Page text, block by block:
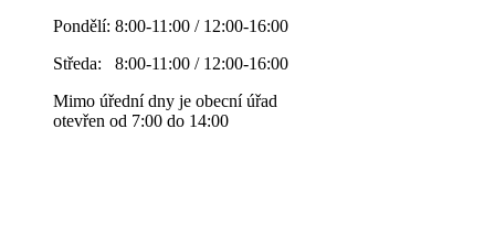
Pondělí: 8:00-11:00 / 12:00-16:00
Středa: 8:00-11:00 / 12:00-16:00
Mimo úřední dny je obecní úřad
otevřen od 7:00 do 14:00